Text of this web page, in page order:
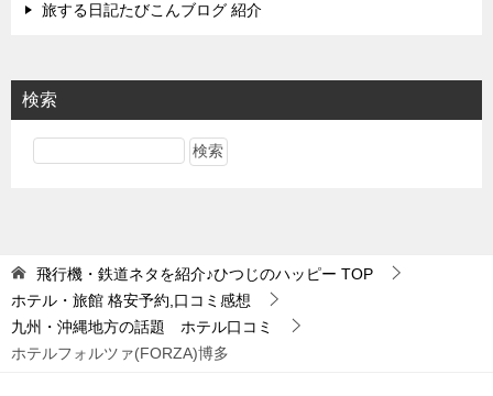
旅する日記たびこんブログ 紹介
検索
飛行機・鉄道ネタを紹介♪ひつじのハッピー TOP
ホテル・旅館 格安予約,口コミ感想
九州・沖縄地方の話題 ホテル口コミ
ホテルフォルツァ(FORZA)博多